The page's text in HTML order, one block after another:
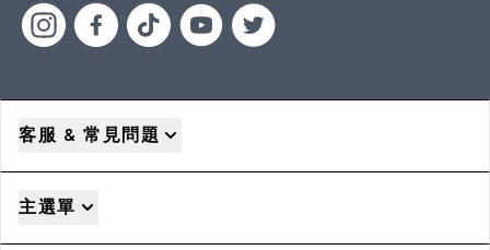
客服 & 常見問題
主選單